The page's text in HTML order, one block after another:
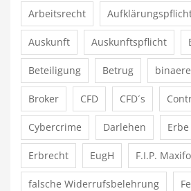
Arbeitsrecht
Auskunft Auskunftspflicht
Beteiligung Betrug
Broker CFD CFD´s
Cybercrime Darlehen Erbe
Erbrecht EugH F.I.P.
falsche Widerrufsbelehrung